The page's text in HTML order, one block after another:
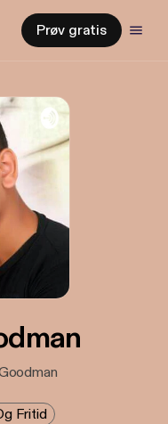
Prøv gratis
Fritid